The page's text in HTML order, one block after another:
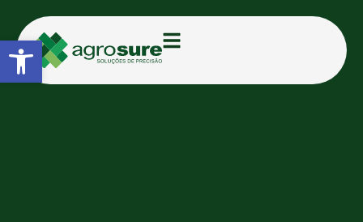
Abrir a barra de ferramentas